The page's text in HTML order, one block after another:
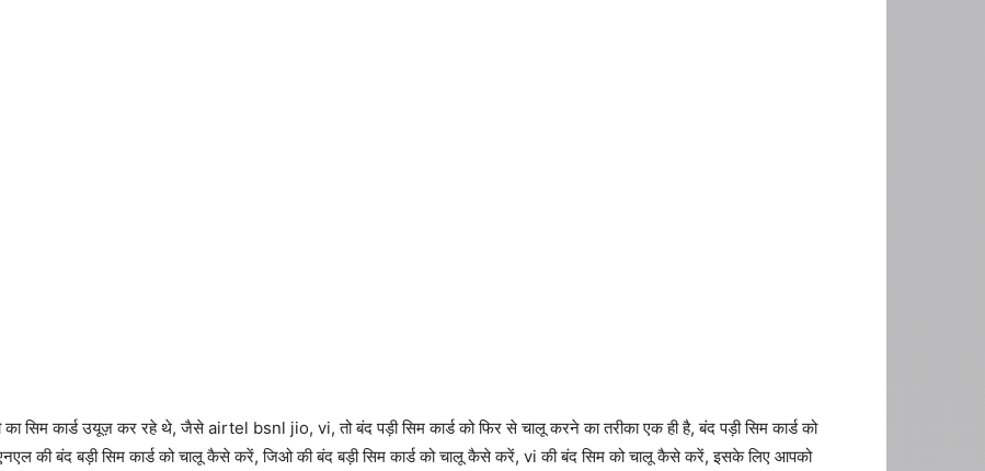
का सिम कार्ड उयूज़ कर रहे थे, जैसे airtel bsnl jio, vi, तो बंद पड़ी सिम कार्ड को फिर से चालू करने का तरीका एक ही है, बंद पड़ी सिम कार्ड को
की बंद बड़ी सिम कार्ड को चालू कैसे करें, जिओ की बंद बड़ी सिम कार्ड को चालू कैसे करें, vi की बंद सिम को चालू कैसे करें, इसके लिए आपको